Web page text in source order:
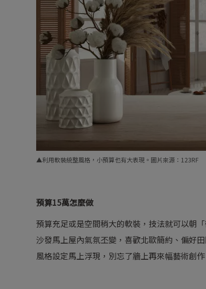
▲利用軟裝統整風格，小預算也有大表現。圖片來源：123RF
預算15萬怎麼做
預算充足或是空間稍大的軟裝，技法就可以朝
沙發馬上屋內氣氛丕變，喜歡北歐簡約、偏好
風格設定馬上浮現，別忘了牆上再來幅藝術創